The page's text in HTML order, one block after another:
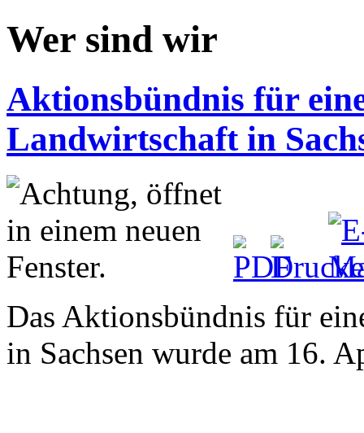
Wer sind wir
Aktionsbündnis für
Landwirtschaft in
Das Aktionsbündnis für
in Sachsen wurde am 16.